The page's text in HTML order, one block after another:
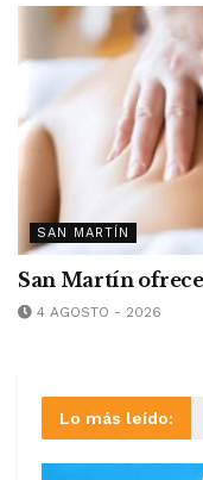
SAN MARTÍN
San Martín
4 AGOSTO - 2026
Lo más leído: